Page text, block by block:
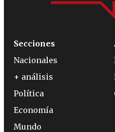
Secciones
Nacionales
+ análisis
Política
Economía
Mundo